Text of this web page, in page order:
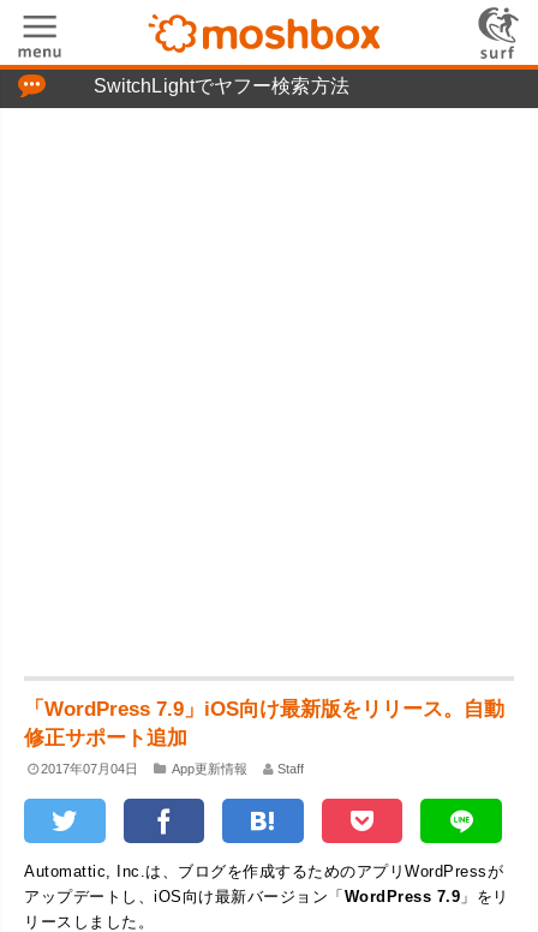
SwitchLightでヤフー検索方法
「WordPress 7.9」iOS向け最新版をリリース。自動
修正サポート追加
2017年07月04日 App更新情報 Staff
Automattic, Inc.は、ブログを作成するためのアプリWordPressが
アップデートし、iOS向け最新バージョン「WordPress 7.9 」をリ
リースしました。
「つぶやき」の使い方